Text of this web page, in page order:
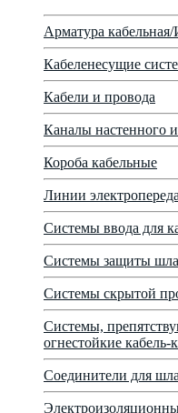
Арматура
Кабеленесущие
Кабели и провода
Каналы настенного
Короба кабельные
Линии
Системы ввода для
Системы защиты
Системы скрытой
Системы,
огнестойкие кабель-
Соединители для